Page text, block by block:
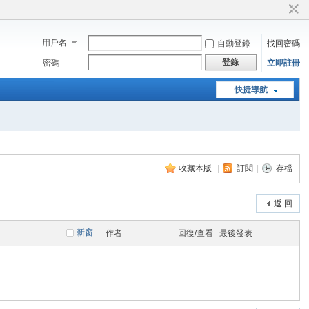
用戶名 自動登錄
找回密碼
密碼
登錄 立即註冊
快捷導航
收藏本版 訂閱 存檔
返 回
新窗 作者 回復/查看 最後發表